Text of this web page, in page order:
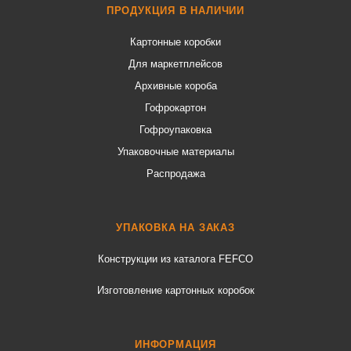
ПРОДУКЦИЯ В НАЛИЧИИ
Картонные коробки
Для маркетплейсов
Архивные короба
Гофрокартон
Гофроупаковка
Упаковочные материалы
Распродажа
УПАКОВКА НА ЗАКАЗ
Конструкции из каталога FEFCO
Изготовление картонных коробок
ИНФОРМАЦИЯ